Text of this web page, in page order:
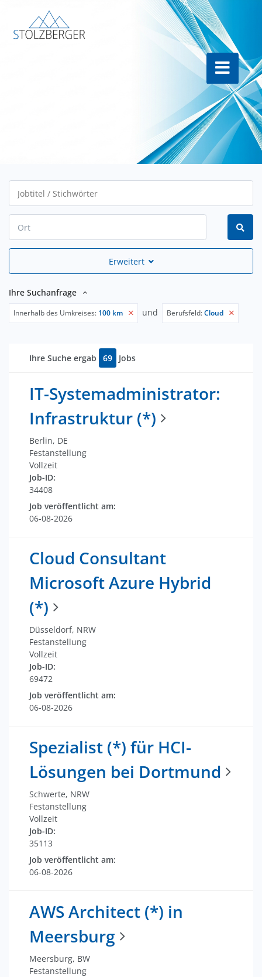
Erweitert
Ihre Suchanfrage
Innerhalb des Umkreises: 100 km und Berufsfeld:Cloud
Ihre Suche ergab 69 Jobs
IT-Systemadministrator:
Infrastruktur (*)
Berlin, DE
Festanstellung
Vollzeit
Job-ID:
34408
Job veröffentlicht am:
06-08-2026
Cloud Consultant
Microsoft Azure Hybrid
(*)
Düsseldorf, NRW
Festanstellung
Vollzeit
Job-ID:
69472
Job veröffentlicht am:
06-08-2026
Spezialist (*) für HCI-
Lösungen bei Dortmund
Schwerte, NRW
Festanstellung
Vollzeit
Job-ID:
35113
Job veröffentlicht am:
06-08-2026
AWS Architect (*) in
Meersburg
Meersburg, BW
Festanstellung